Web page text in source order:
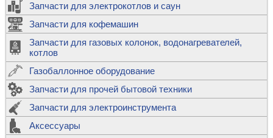
Запчасти для электрокотлов и саун
Запчасти для кофемашин
Запчасти для газовых колонок, водонагревателей,
котлов
Газобаллонное оборудование
Запчасти для прочей бытовой техники
Запчасти для электроинструмента
Аксессуары